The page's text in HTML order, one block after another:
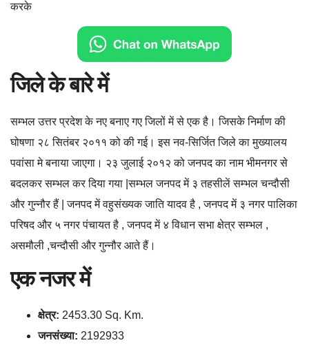
करके
जिले के बारे में
सम्भल उत्तर प्रदेश के नए बनाए गए जिलों में से एक है। जिसके निर्माण की
घोषणा २८ सितंबर २०११ को की गई। इस नव-सिर्जित जिले का मुख्यालय
पवांसा मे बनाया जाएगा। २३ जुलाई २०१२ को जनपद का नाम भीमनगर से
बदलकर सम्भल कर दिया गया |सम्भल जनपद में ३ तहसीलें सम्भल चन्दौसी
और गुन्नौर हैं | जनपद में वहुसंख्यक जाति यादव है , जनपद में ३ नगर पालिका
परिषद और ५ नगर पंचायत है , जनपद में ४ विधान सभा क्षेत्र सम्भल ,
असमौली ,चन्दौसी और गुन्नौर आते हैं।
एक नजर में
क्षेत्र: 2453.30 Sq. Km.
जनसंख्या: 2192933